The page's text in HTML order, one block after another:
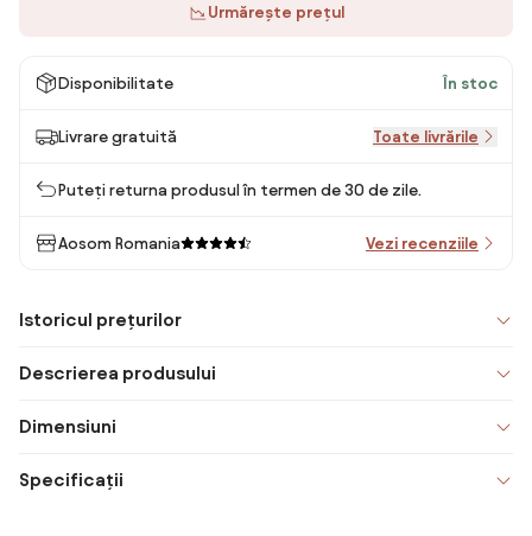
Urmărește prețul
Disponibilitate În stoc
Livrare gratuită Toate livrările
Puteți returna produsul în termen de 30 de zile.
Aosom Romania Vezi recenziile
Istoricul prețurilor
Descrierea produsului
Dimensiuni
Specificații